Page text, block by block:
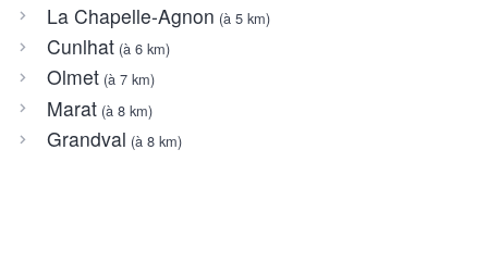
La Chapelle-Agnon (à 5 km)
Cunlhat(à 6 km)
Olmet(à 7 km)
Marat(à 8 km)
Grandval (à 8 km)